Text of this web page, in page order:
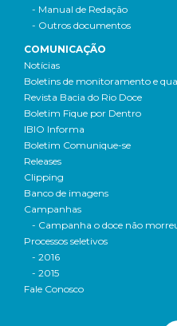
- Manual de Redação
- Outros documentos
COMUNICAÇÃO
Notícias
Boletins de monitoramento e
Revista Bacia do Rio Doce
Boletim Fique por Dentro
IBIO Informa
Boletim Comunique-se
Releases
Clipping
Banco de imagens
Campanhas
- Campanha o doce não
Processos seletivos
- 2016
- 2015
Fale Conosco